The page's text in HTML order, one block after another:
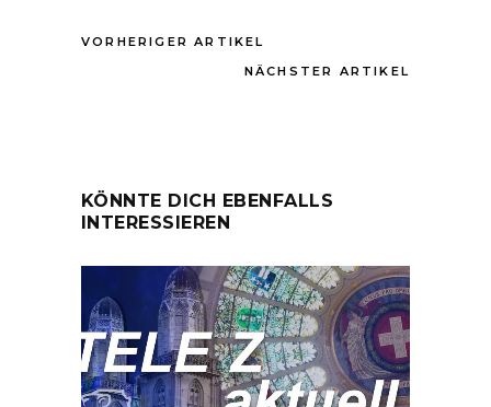
VORHERIGER ARTIKEL
NÄCHSTER ARTIKEL
KÖNNTE DICH EBENFALLS
INTERESSIEREN